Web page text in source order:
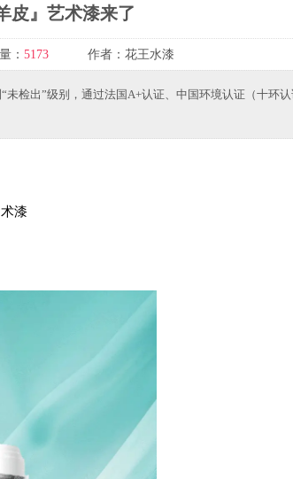
皮』艺术漆来了
： 5173 作者： 花王水漆
检出”级别，通过法国A+认证、中国环境认证（十环
漆